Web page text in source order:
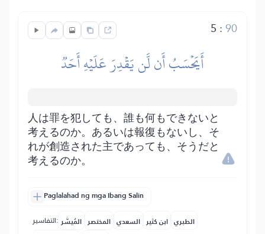
5 :90
أَيَحۡسَبُ أَن لَّن يَقۡدِرَ عَلَيۡهِ أَحَدٞ
人は罪を犯しても、誰も何もできないと
考えるのか。あるいは報復もないし、そ
れが創造された主であっても、そうだと
考えるのか。
Paglalahad ng mga Ibang Salin
التفاسير: المُيسَّر المختصر السعدي ابن كثير الطبري